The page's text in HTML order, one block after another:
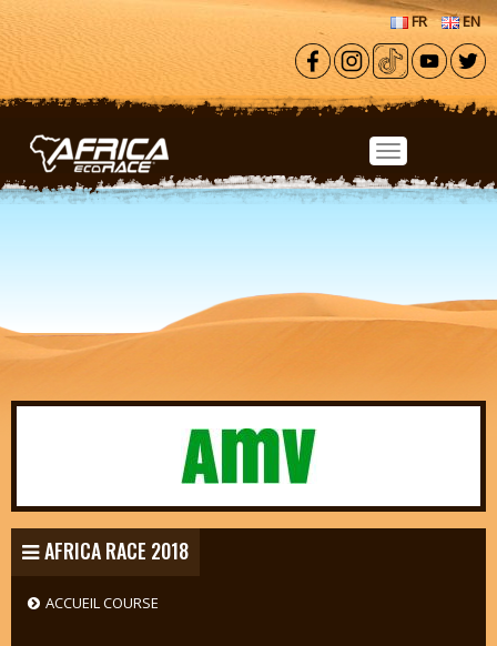
Aller au contenu principal
FR EN
AFRICA RACE 2018
ACCUEIL COURSE